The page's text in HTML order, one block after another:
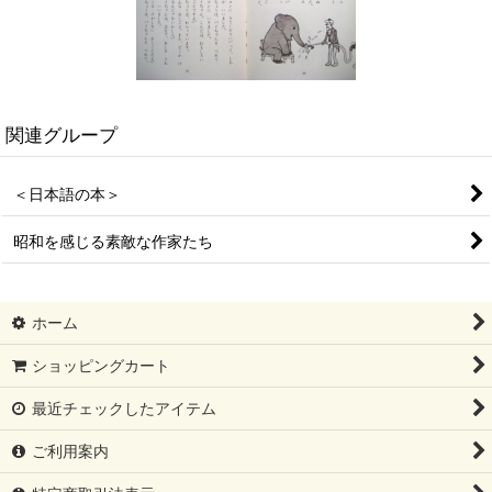
関連グループ
＜日本語の本＞
昭和を感じる素敵な作家たち
ホーム
ショッピングカート
最近チェックしたアイテム
ご利用案内